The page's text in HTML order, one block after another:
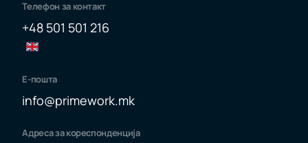
Телефон за контакт
+48 501 501 216
Е-пошта
info@primework.mk
Адреса за кореспонденција